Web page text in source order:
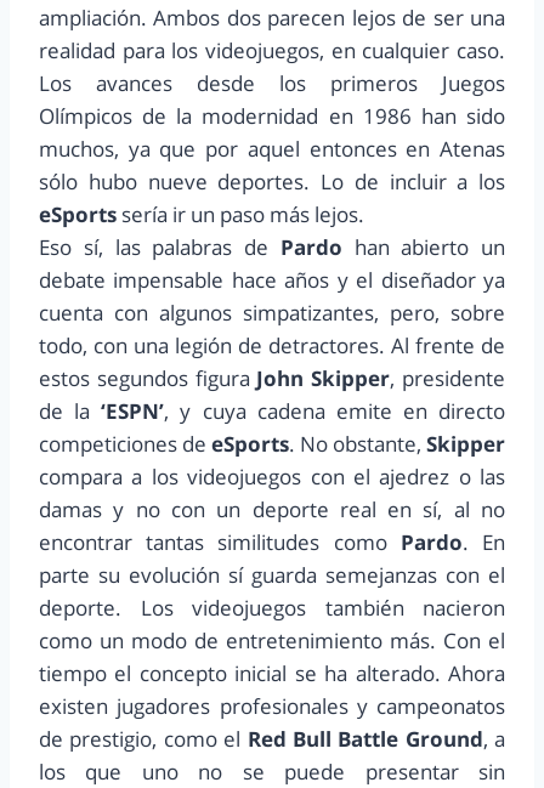
ampliación. Ambos dos parecen lejos de ser una
realidad para los videojuegos, en cualquier caso.
Los avances desde los primeros Juegos
Olímpicos de la modernidad en 1986 han sido
muchos, ya que por aquel entonces en Atenas
sólo hubo nueve deportes. Lo de incluir a los
eSports sería ir un paso más lejos.
Eso sí, las palabras de Pardo han abierto un
debate impensable hace años y el diseñador ya
cuenta con algunos simpatizantes, pero, sobre
todo, con una legión de detractores. Al frente de
estos segundos figura John Skipper, presidente
de la‘ESPN’, y cuya cadena emite en directo
competiciones de eSports. No obstante, Skipper
compara a los videojuegos con el ajedrez o las
damas y no con un deporte real en sí, al no
encontrar tantas similitudes comoPardo. En
parte su evolución sí guarda semejanzas con el
deporte. Los videojuegos también nacieron
como un modo de entretenimiento más. Con el
tiempo el concepto inicial se ha alterado. Ahora
existen jugadores profesionales y campeonatos
de prestigio, como el Red Bull Battle Ground, a
los que uno no se puede presentar sin